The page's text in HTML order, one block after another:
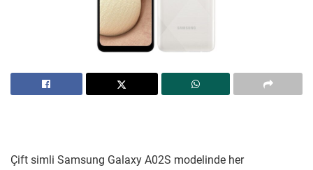
Çift simli Samsung Galaxy A02S modelinde her